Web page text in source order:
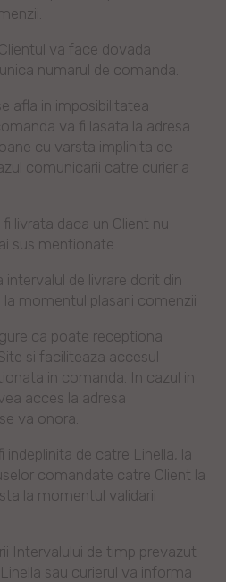
va face dovada
numarul de comanda.
afla in imposibilitatea
va fi lasata la adresa
cu varsta implinita de
comunicarii catre curier a
livrata daca un Client nu
sus mentionate.
de livrare dorit din
momentul plasarii comenzii
ca poate receptiona
si faciliteaza accesul
in comanda. In cazul in
acces la adresa
va onora.
indeplinita de catre Linella, la
comandate catre Client la
la momentul validarii
Intervalului de timp prevazut
sau curierul va informa